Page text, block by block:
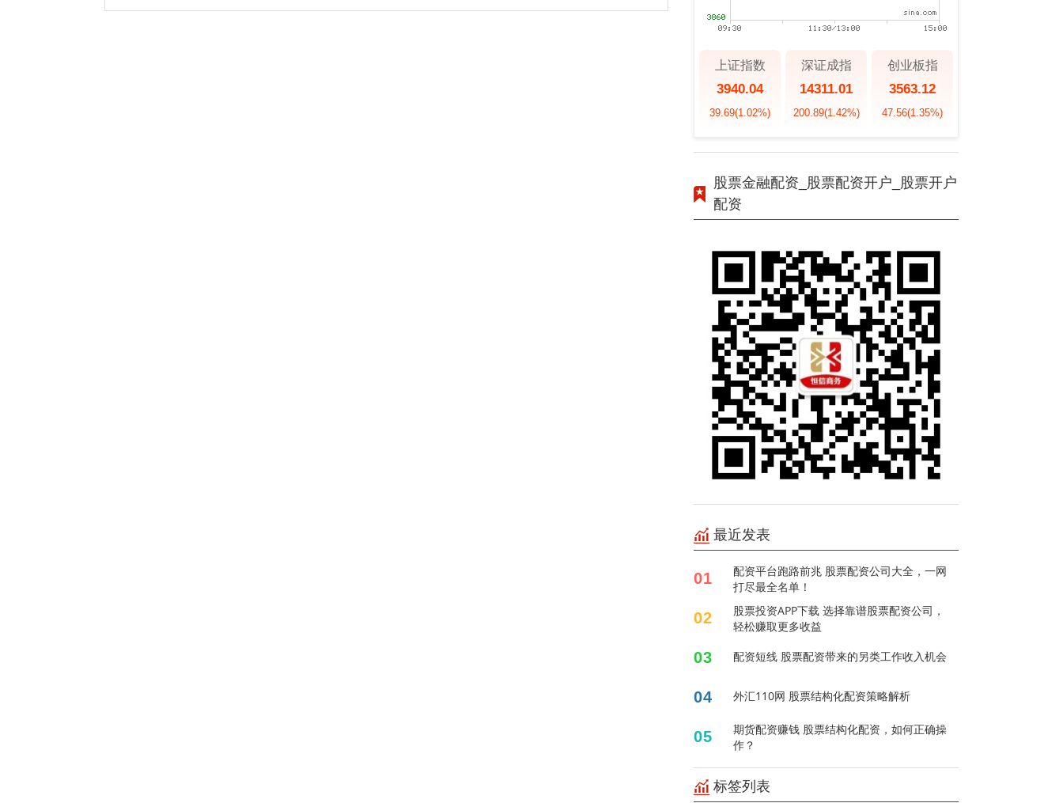
上证指数
3940.04
39.69(1.02%)
深证成指
14311.01
200.89(1.42%)
创业板指
3563.12
47.56(1.35%)
股票金融配资_股票配资开户_股票开户
配资
最近发表
01
配资平台跑路前兆 股票配资公司大全，一网
打尽最全名单！
02
股票投资APP下载 选择靠谱股票配资公司，
轻松赚取更多收益
03 配资短线 股票配资带来的另类工作收入机会
04 外汇110网 股票结构化配资策略解析
05
期货配资赚钱 股票结构化配资，如何正确操
作？
标签列表